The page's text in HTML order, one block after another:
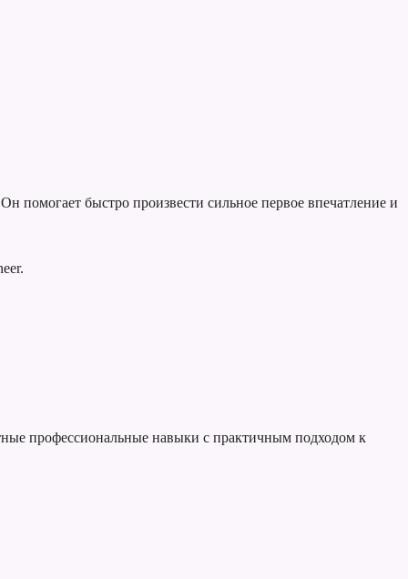
помогает быстро произвести сильное первое впечатление и
профессиональные навыки с практичным подходом к